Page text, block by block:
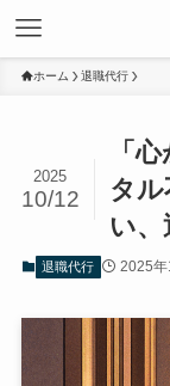
ホーム 退職代行
「
タ
い
2025
10/12
退職代行 2025年